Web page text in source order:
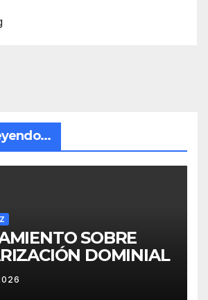
SOBRE
DOMINIAL